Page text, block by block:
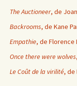
The Auctioneer, de
Backrooms, de Kane
Empathie, de Florence
Once there were wolves
Le Coût de la virilité, de